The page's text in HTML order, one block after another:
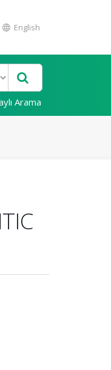
English
Arama